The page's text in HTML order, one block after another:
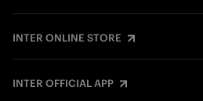
INTER ONLINE STORE
INTER OFFICIAL APP